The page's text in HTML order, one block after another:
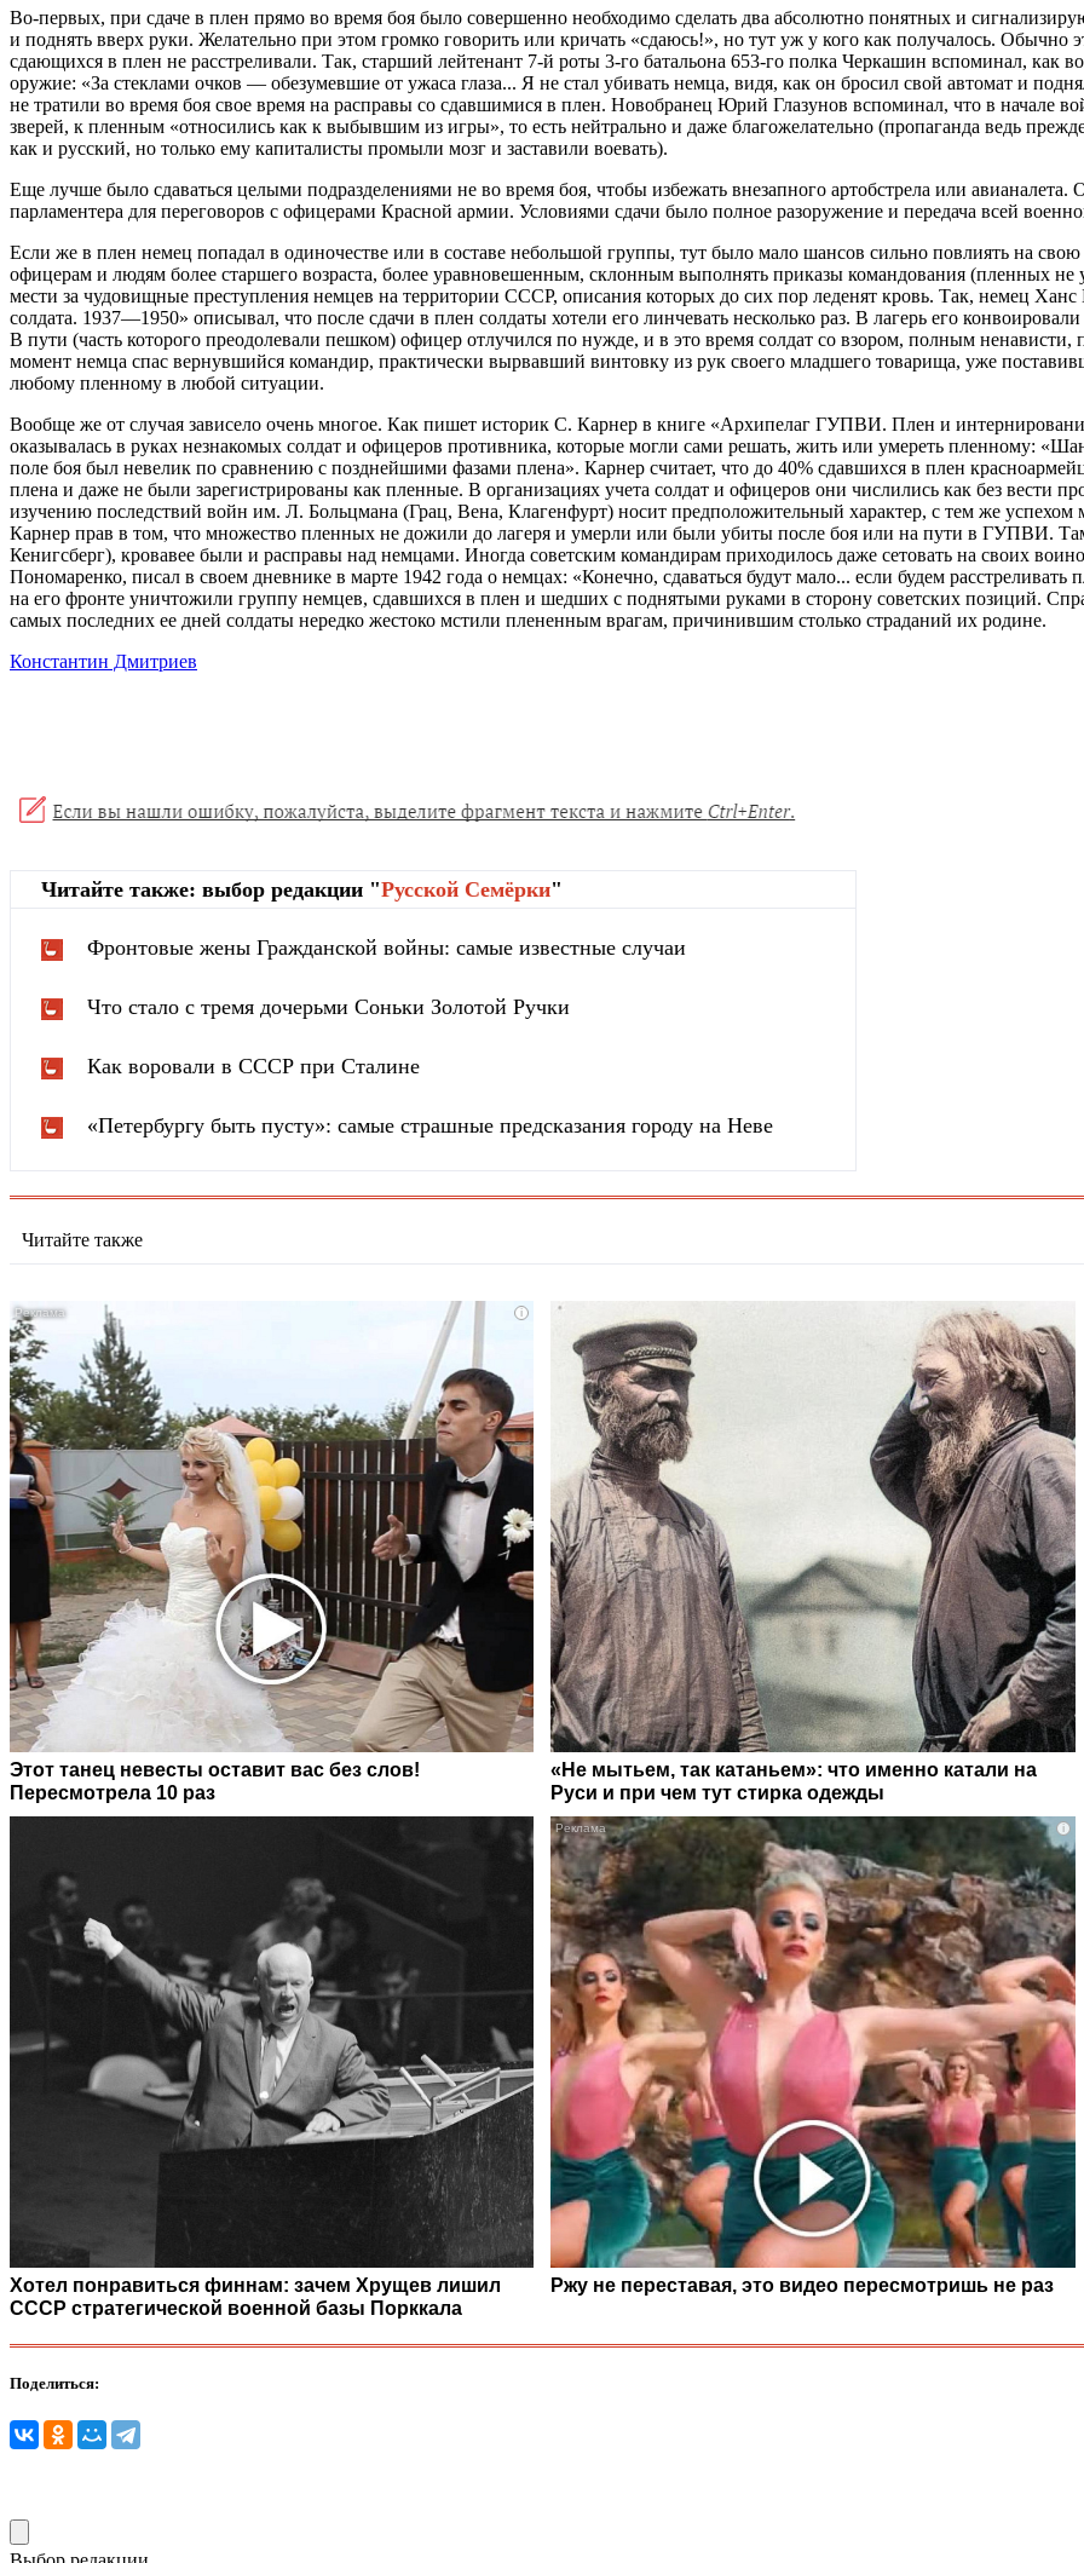
Во-первых, при сдаче в плен прямо во время боя было совершенно необходимо сделать два абсолютно понятных и
и поднять вверх руки. Желательно при этом громко говорить или кричать «сдаюсь!», но тут уж у кого как получалось. Обычно
сдающихся в плен не расстреливали. Так, старший лейтенант 7-й роты 3-го батальона 653-го полка Черкашин вспоминал, как
оружие: «За стеклами очков — обезумевшие от ужаса глаза... Я не стал убивать немца, видя, как он бросил свой автомат и
не тратили во время боя свое время на расправы со сдавшимися в плен. Новобранец Юрий Глазунов вспоминал, что в начале
зверей, к пленным «относились как к выбывшим из игры», то есть нейтрально и даже благожелательно (пропаганда ведь
как и русский, но только ему капиталисты промыли мозг и заставили воевать).
Еще лучше было сдаваться целыми подразделениями не во время боя, чтобы избежать внезапного артобстрела или авианалета.
парламентера для переговоров с офицерами Красной армии. Условиями сдачи было полное разоружение и передача всей
Если же в плен немец попадал в одиночестве или в составе небольшой группы, тут было мало шансов сильно повлиять на
офицерам и людям более старшего возраста, более уравновешенным, склонным выполнять приказы командования (пленных
мести за чудовищные преступления немцев на территории СССР, описания которых до сих пор леденят кровь. Так, немец
солдата. 1937—1950» описывал, что после сдачи в плен солдаты хотели его линчевать несколько раз. В лагерь его
В пути (часть которого преодолевали пешком) офицер отлучился по нужде, и в это время солдат со взором, полным
момент немца спас вернувшийся командир, практически вырвавший винтовку из рук своего младшего товарища, уже
любому пленному в любой ситуации.
Вообще же от случая зависело очень многое. Как пишет историк С. Карнер в книге «Архипелаг ГУПВИ. Плен и
оказывалась в руках незнакомых солдат и офицеров противника, которые могли сами решать, жить или умереть пленному:
поле боя был невелик по сравнению с позднейшими фазами плена». Карнер считает, что до 40% сдавшихся в плен
плена и даже не были зарегистрированы как пленные. В организациях учета солдат и офицеров они числились как без вести
изучению последствий войн им. Л. Больцмана (Грац, Вена, Клагенфурт) носит предположительный характер, с тем же
Карнер прав в том, что множество пленных не дожили до лагеря и умерли или были убиты после боя или на пути в ГУПВИ.
Кенигсберг), кровавее были и расправы над немцами. Иногда советским командирам приходилось даже сетовать на своих
Пономаренко, писал в своем дневнике в марте 1942 года о немцах: «Конечно, сдаваться будут мало... если будем
на его фронте уничтожили группу немцев, сдавшихся в плен и шедших с поднятыми руками в сторону советских позиций.
самых последних ее дней солдаты нередко жестоко мстили плененным врагам, причинившим столько страданий их родине.
Константин Дмитриев
Читайте также: выбор редакции "Русской Cемёрки"
Фронтовые жены Гражданской войны: самые известные случаи
Что стало с тремя дочерьми Соньки Золотой Ручки
Как воровали в СССР при Сталине
«Петербургу быть пусту»: самые страшные предсказания городу на Неве
Читайте также
i
Этот танец невесты оставит вас без слов!
Пересмотрела 10 раз
«Не мытьем, так катаньем»: что именно катали на
Руси и при чем тут стирка одежды
Хотел понравиться финнам: зачем Хрущев лишил
СССР стратегической военной базы Порккала
i
Ржу не переставая, это видео пересмотришь не раз
Поделиться: